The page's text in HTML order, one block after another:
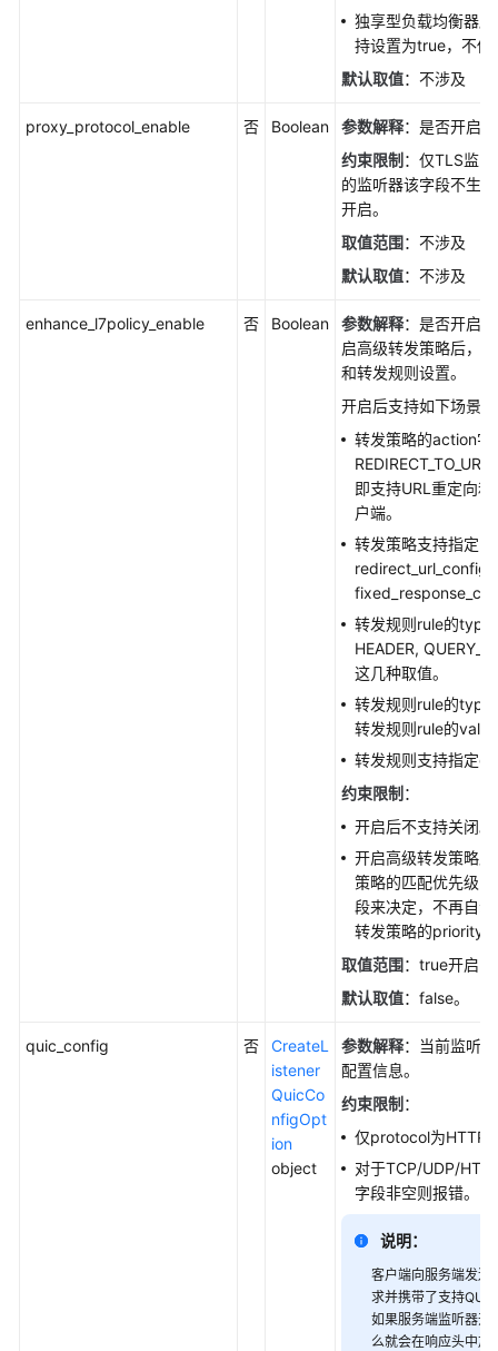
独享型负载均衡器
持设置为true，不传
默认取值：不涉及
proxy_protocol_enable 否 Boolean 参数解释：是否开启
约束限制 ：仅TLS监
的监听器该字段不生
开启。
取值范围：不涉及
默认取值：不涉及
enhance_l7policy_enable 否 Boolean 参数解释：是否开启
启高级转发策略后，
和转发规则设置。
开启后支持如下场景：
转发策略的action字
即支持URL重定向
户端。
转发策略支持指定
redirect_url_config
转发规则rule的type
HEADER,
这几种取值。
转发规则rule的type
转发规则rule的
转发规则支持指定
约束限制 ：
开启后不支持关闭。
开启高级转发策略
策略的匹配优先级
段来决定，不再自
转发策略的priority
取值范围：true开启
默认取值：false。
quic_config 否
CreateL
istener
QuicCo
nfigOpt
ion
object
参数解释：当前监听
配置信息。
约束限制 ：
仅protocol为
对于TCP/UDP/
字段非空则报错。
说明：
客户端向服务端发送
求并携带了支持
如果服务端监听器开
么就会在响应头中加